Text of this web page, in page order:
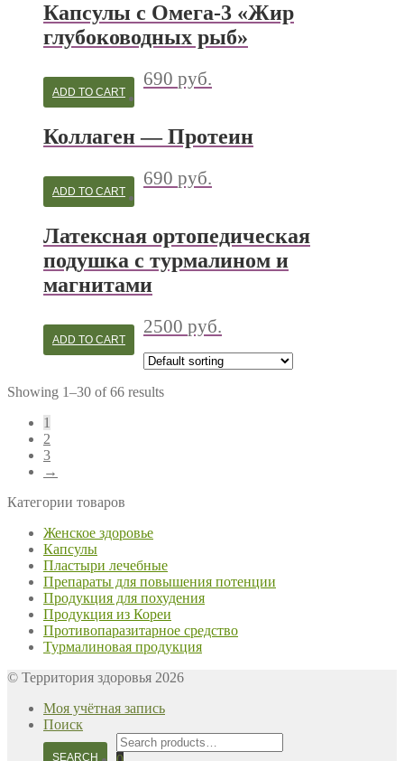
Капсулы с Омега-3 «Жир
глубоководных рыб»
690 руб.
ADD TO CART
Коллаген — Протеин
690 руб.
ADD TO CART
Латексная ортопедическая
подушка с турмалином и
магнитами
2500 руб.
ADD TO CART
Showing 1–30 of 66 results
1
2
3
→
Категории товаров
Женское здоровье
Капсулы
Пластыри лечебные
Препараты для повышения потенции
Продукция для похудения
Продукция из Кореи
Противопаразитарное средство
Турмалиновая продукция
© Территория здоровья 2026
Моя учётная запись
Поиск
Search
for:
SEARCH